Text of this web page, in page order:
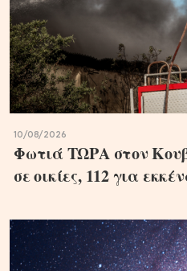
10/08/2026
Φωτιά ΤΩΡΑ στον
σε οικίες, 112 για